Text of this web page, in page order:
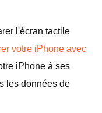
l'écran tactile
votre iPhone avec
iPhone à ses
les données de